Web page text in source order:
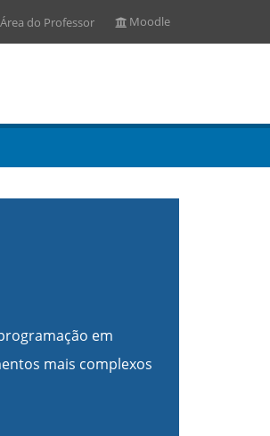
Área do Professor Moodle
em
mais complexos